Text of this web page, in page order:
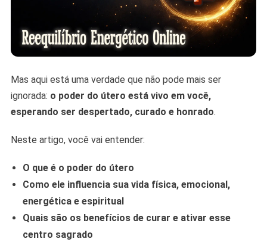
Mas aqui está uma verdade que não pode mais ser
ignorada: o poder do útero está vivo em você,
esperando ser despertado, curado e honrado.
Neste artigo, você vai entender:
O que é o poder do útero
Como ele influencia sua vida física, emocional,
energética e espiritual
Quais são os benefícios de curar e ativar esse
centro sagrado